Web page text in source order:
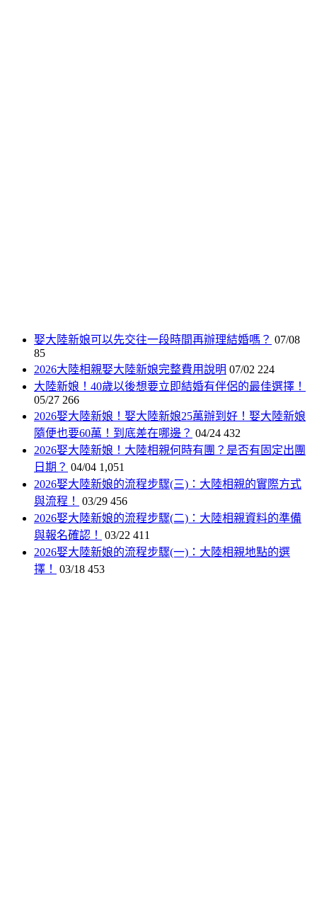
娶大陸新娘可以先交往一段時間再辦理結婚嗎？ 07/08
85
2026大陸相親娶大陸新娘完整費用說明 07/02 224
大陸新娘！40歲以後想要立即結婚有伴侶的最佳選擇！
05/27 266
2026娶大陸新娘！娶大陸新娘25萬辦到好！娶大陸新娘
隨便也要60萬！到底差在哪邊？ 04/24 432
2026娶大陸新娘！大陸相親何時有團？是否有固定出團
日期？ 04/04 1,051
2026娶大陸新娘的流程步驟(三)：大陸相親的實際方式
與流程！
03/29 456
2026娶大陸新娘的流程步驟(二)：大陸相親資料的準備
與報名確認！
03/22 411
2026娶大陸新娘的流程步驟(一)：大陸相親地點的選
擇！
03/18 453